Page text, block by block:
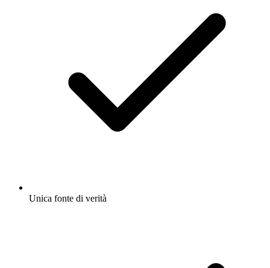
Unica fonte di verità